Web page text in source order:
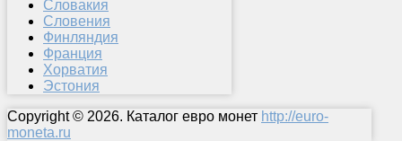
Словакия
Словения
Финляндия
Франция
Хорватия
Эстония
Copyright © 2026. Каталог евро монет http://euro-
moneta.ru